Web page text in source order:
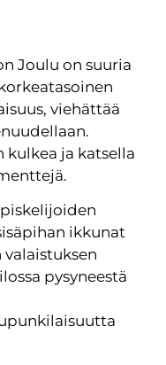
Joulu on suuria
viehättää
ja katsella
ikkunat
valaistuksen
pysyneestä